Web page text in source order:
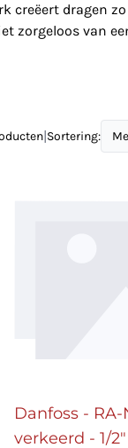
creëert dragen
zorgeloos van
|Sortering:
Danfoss -
verkeerd - 1/2"